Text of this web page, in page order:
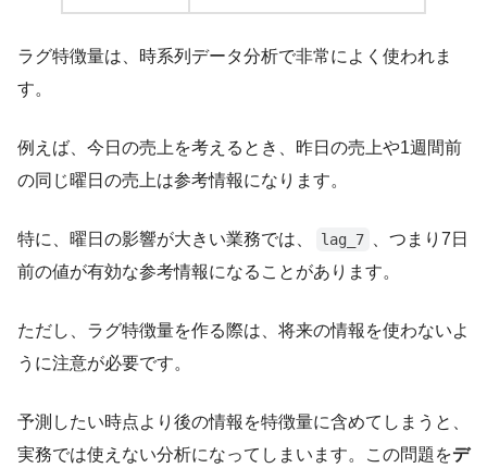
ラグ特徴量は、時系列データ分析で非常によく使われま
す。
例えば、今日の売上を考えるとき、昨日の売上や1週間前
の同じ曜日の売上は参考情報になります。
特に、曜日の影響が大きい業務では、 lag_7
、つまり7日
前の値が有効な参考情報になることがあります。
ただし、ラグ特徴量を作る際は、将来の情報を使わないよ
うに注意が必要です。
予測したい時点より後の情報を特徴量に含めてしまうと、
実務では使えない分析になってしまいます。この問題をデ